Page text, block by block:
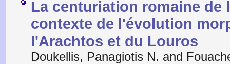
La centuriation romaine de
contexte de l'évolution
l'Arachtos et du Louros
Doukellis, Panagiotis N. and